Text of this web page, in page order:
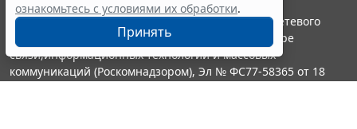
ознакомьтесь с условиями их обработки.
Принять
информации ГАРАНТ.
Портал ГАРАНТ.РУ зарегистрирован в качестве сетевого
издания Федеральной службой по надзору в сфере
связи,информационных технологий и массовых
коммуникаций (Роскомнадзором), Эл № ФС77-58365 от 18